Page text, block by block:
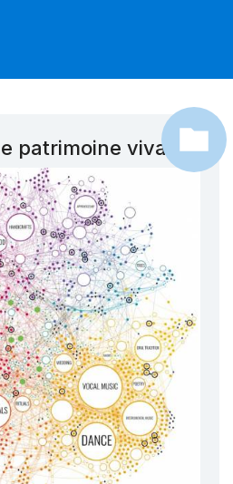
patrimoine vivant !